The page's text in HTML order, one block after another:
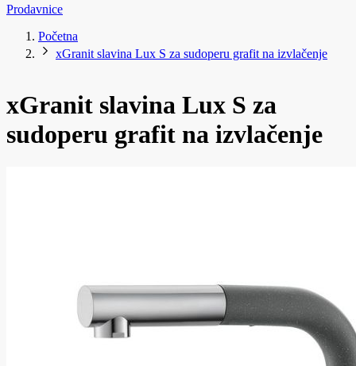
Prodavnice
Početna
xGranit slavina Lux S za sudoperu grafit na izvlačenje
xGranit slavina Lux S za
sudoperu grafit na izvlačenje